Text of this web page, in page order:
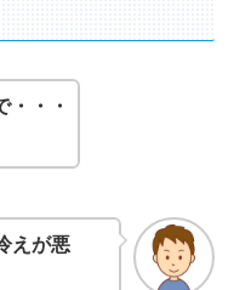
・・・
えが悪